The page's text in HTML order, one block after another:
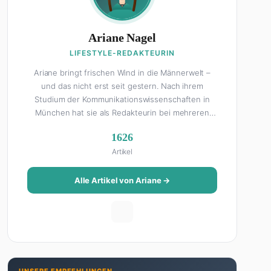
Ariane Nagel
LIFESTYLE-REDAKTEURIN
Ariane bringt frischen Wind in die Männerwelt –
und das nicht erst seit gestern. Nach ihrem
Studium der Kommunikationswissenschaften in
München hat sie als Redakteurin bei mehreren
FHM-Team gestoßen ist. Als Lifestyle-Redakteurin
schreibt sie über alles, was das Leben schöner
macht: von Interior Design und Reise-Tipps über
Food-Trends bis hin zu Beziehungsratgebern, die
auch Männer gerne lesen. Ihre Geheimwaffe: Sie
ewigen Suche nach dem besten Brunch-Spot der
1626
Artikel
Alle Artikel von Ariane →